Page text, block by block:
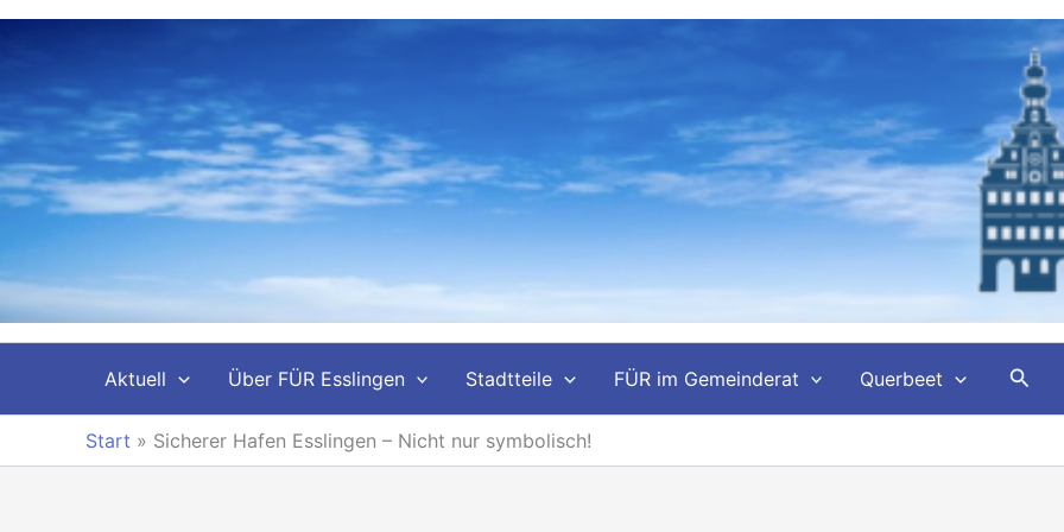
Zum
Aktuell Über FÜR Esslingen Stadtteile FÜR im Gemeinderat Querbeet
Start » Sicherer Hafen Esslingen – Nicht nur symbolisch!